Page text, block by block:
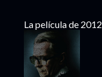
La película de 2012